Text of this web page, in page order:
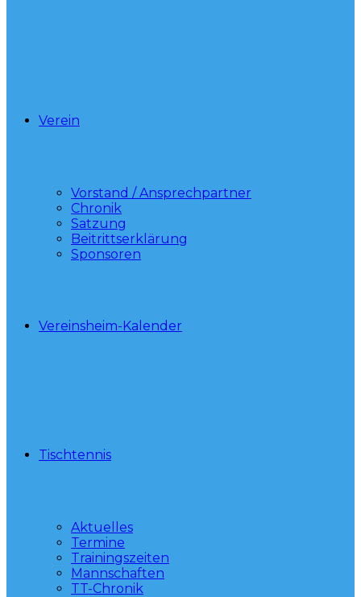
Verein
Vorstand / Ansprechpartner
Chronik
Satzung
Beitrittserklärung
Sponsoren
Vereinsheim-Kalender
Tischtennis
Aktuelles
Termine
Trainingszeiten
Mannschaften
TT-Chronik